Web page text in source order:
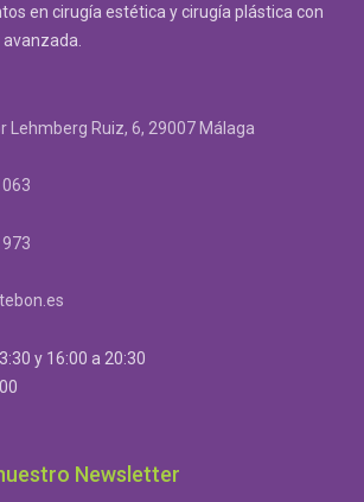
en cirugía estética y cirugía plástica con
Lehmberg Ruiz, 6, 29007 Málaga
y 16:00 a 20:30
Newsletter